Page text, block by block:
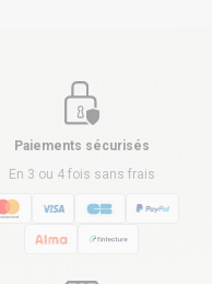
Paiements sécurisés
En 3 ou 4 fois sans frais